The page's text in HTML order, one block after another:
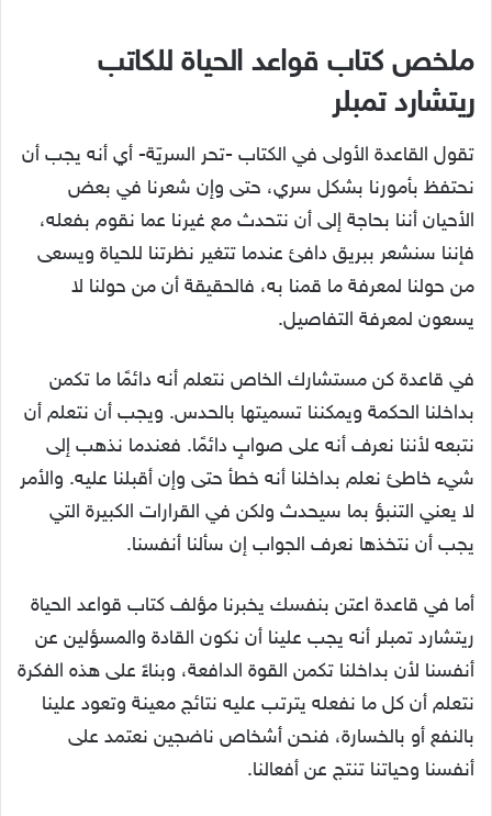
ملخص كتاب قواعد الحياة للكاتب
ريتشارد تمبلر
تقول القاعدة الأولى في الكتاب -تحر السريّة- أي أنه يجب أن
نحتفظ بأمورنا بشكل سري، حتى وإن شعرنا في بعض
الأحيان أننا بحاجة إلى أن نتحدث مع غيرنا عما نقوم بفعله،
فإننا سنشعر ببريق دافئ عندما تتغير نظرتنا للحياة ويسعى
من حولنا لمعرفة ما قمنا به، فالحقيقة أن من حولنا لا
يسعون لمعرفة التفاصيل.
في قاعدة كن مستشارك الخاص نتعلم أنه دائمًا ما تكمن
بداخلنا الحكمة ويمكننا تسميتها بالحدس. ويجب أن نتعلم أن
نتبعه لأننا نعرف أنه على صوابٍ دائمًا. فعندما نذهب إلى
شيء خاطئ نعلم بداخلنا أنه خطأ حتى وإن أقبلنا عليه. والأمر
لا يعني التنبؤ بما سيحدث ولكن في القرارات الكبيرة التي
يجب أن نتخذها نعرف الجواب إن سألنا أنفسنا.
أما في قاعدة اعتن بنفسك يخبرنا مؤلف كتاب قواعد الحياة
ريتشارد تمبلر أنه يجب علينا أن نكون القادة والمسؤلين عن
أنفسنا لأن بداخلنا تكمن القوة الدافعة، وبناءً على هذه الفكرة
نتعلم أن كل ما نفعله يترتب عليه نتائج معينة وتعود علينا
بالنفع أو بالخسارة، فنحن أشخاص ناضجين نعتمد على
أنفسنا وحياتنا تنتج عن أفعالنا.